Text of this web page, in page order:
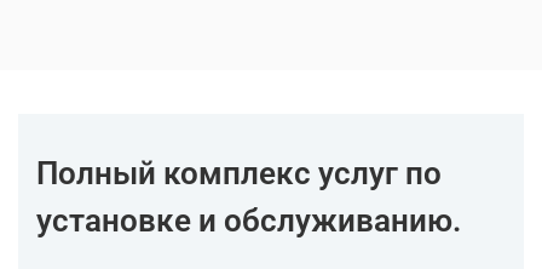
Полный комплекс услуг по
установке и обслуживанию.